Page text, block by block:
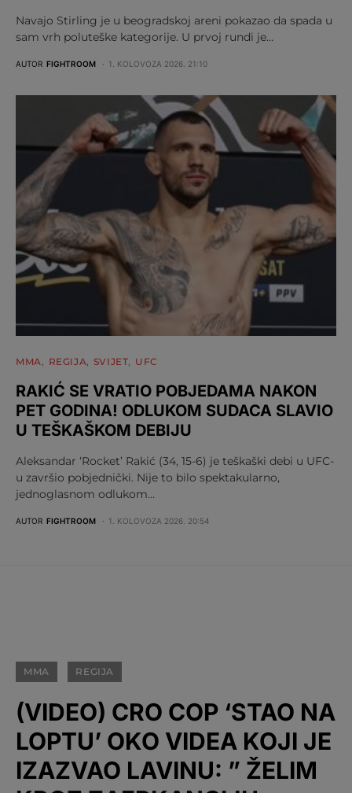
Navajo Stirling je u beogradskoj areni pokazao da spada u
sam vrh poluteške kategorije. U prvoj rundi je…
AUTOR FIGHTROOM 1. KOLOVOZA 2026. 21:10
MMA REGIJA SVIJET UFC
RAKIĆ SE VRATIO POBJEDAMA NAKON
PET GODINA! ODLUKOM SUDACA SLAVIO
U TEŠKAŠKOM DEBIJU
Aleksandar ‘Rocket’ Rakić (34, 15-6) je teškaški debi u UFC-
u završio pobjednički. Nije to bilo spektakularno,
jednoglasnom odlukom…
AUTOR FIGHTROOM 1. KOLOVOZA 2026. 20:54
MMA REGIJA
(VIDEO) CRO COP ‘STAO NA
LOPTU’ OKO VIDEA KOJI JE
IZAZVAO LAVINU: ” ŽELIM